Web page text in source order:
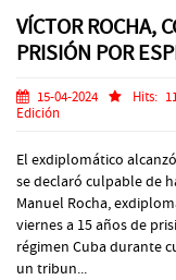
VÍCTOR ROCHA,
PRISIÓN POR
15-04-2024 Hits:
Edición
El exdiplomático
se declaró culpable de
Manuel Rocha,
viernes a 15 años de
régimen Cuba durante
un tribun...